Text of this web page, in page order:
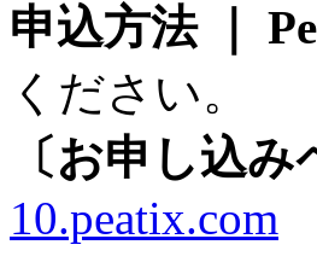
申込方法 ｜
ください。
〔お申し込み
10.peatix.com